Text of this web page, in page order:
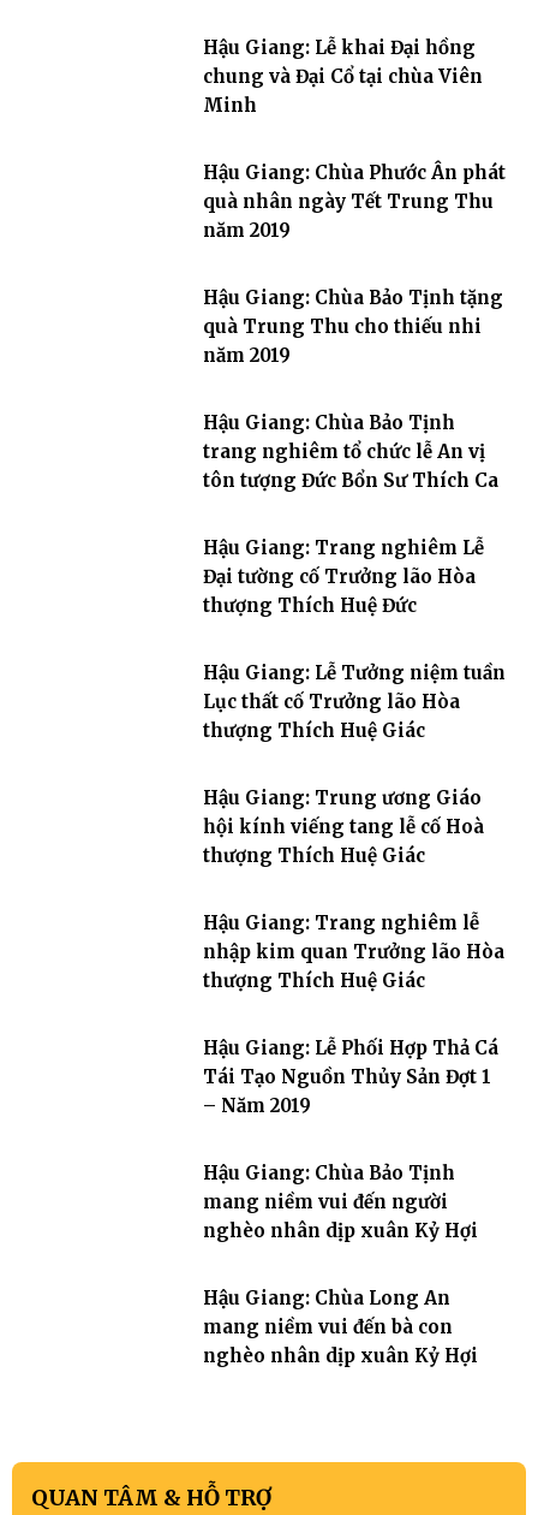
Hậu Giang: Lễ khai Đại hồng
chung và Đại Cổ tại chùa Viên
Minh
Hậu Giang: Chùa Phước Ân phát
quà nhân ngày Tết Trung Thu
năm 2019
Hậu Giang: Chùa Bảo Tịnh tặng
quà Trung Thu cho thiếu nhi
năm 2019
Hậu Giang: Chùa Bảo Tịnh
trang nghiêm tổ chức lễ An vị
tôn tượng Đức Bổn Sư Thích Ca
Hậu Giang: Trang nghiêm Lễ
Đại tường cố Trưởng lão Hòa
thượng Thích Huệ Đức
Hậu Giang: Lễ Tưởng niệm tuần
Lục thất cố Trưởng lão Hòa
thượng Thích Huệ Giác
Hậu Giang: Trung ương Giáo
hội kính viếng tang lễ cố Hoà
thượng Thích Huệ Giác
Hậu Giang: Trang nghiêm lễ
nhập kim quan Trưởng lão Hòa
thượng Thích Huệ Giác
Hậu Giang: Lễ Phối Hợp Thả Cá
Tái Tạo Nguồn Thủy Sản Đợt 1
– Năm 2019
Hậu Giang: Chùa Bảo Tịnh
mang niềm vui đến người
nghèo nhân dịp xuân Kỷ Hợi
Hậu Giang: Chùa Long An
mang niềm vui đến bà con
nghèo nhân dịp xuân Kỷ Hợi
QUAN TÂM & HỖ TRỢ